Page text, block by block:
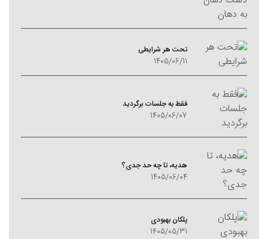
تحت هر شرایطی
1405/06/11
فقط به جلسات برگردید
1405/06/07
هدیه، تا چه حد جدی؟
1405/06/04
پلکان بهبودی
1405/05/31